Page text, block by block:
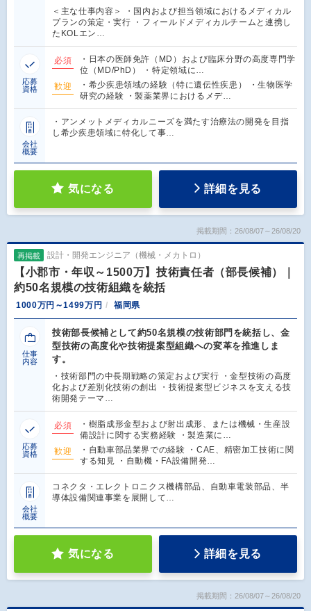
＜主な仕事内容＞ ・国内および担当領域におけるメディカル
プランの策定・実行 ・フィールドメディカルチームと連携し
たKOLエン…
応募
資格
必須
・日本の医師免許（MD）および臨床分野の高度専門学
位（MD/PhD） ・特定領域に…
歓迎
・希少疾患領域の経験（特に遺伝性疾患） ・生物医学
研究の経験 ・製薬業界におけるメデ…
会社
概要
・アンメットメディカルニーズを満たす治療法の開発を目指
し希少疾患領域に特化して事…
気になる 詳細を見る
掲載期間：26/08/07～26/08/20
再掲載 設計・開発エンジニア（機械・メカトロ）
【小郡市・年収～1500万】技術責任者（部長候補）｜
約50名規模の技術組織を統括
1000万円～1499万円 福岡県
仕事
内容
技術部長候補として約50名規模の技術部門を統括し、金
型技術の高度化や技術提案型組織への変革を推進しま
す。
・技術部門の中長期戦略の策定および実行 ・金型技術の高度
化および差別化技術の創出 ・技術提案型ビジネスを支える技
術開発テーマ…
応募
資格
必須
・樹脂成形金型および射出成形、または機械・生産設
備設計に関する実務経験 ・製造業に…
歓迎
・自動車部品業界での経験 ・CAE、精密加工技術に関
する知見 ・自動機・FA設備開発…
会社
概要
コネクタ・エレクトロニクス機構部品、自動車電装部品、半
導体設備関連事業を展開して…
気になる 詳細を見る
掲載期間：26/08/07～26/08/20